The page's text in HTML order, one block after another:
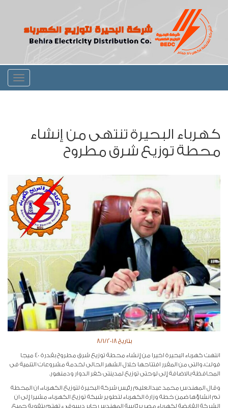
Toggle
كهرباء البحيرة تنتهى من إنشاء
محطة توزيع شرق مطروح
بتاريخ 8/1/2018
انتهت كهرباء البحيرة اخيرا من إنشاء محطة توزيع شرق مطروح بقدرة 40 ميجا
فولت، والتى من المقرر افتتاحها خلال الشهر الحالى لخدمة مشروعات التنمية فى
المحافظة بالاضافة إلى لوحتى توزيع لمدينتى كفر الدوار ودمنهور.
وقال المهندس محمد عبدالعليم رئيس شركة البحيرة لتوزيع الكهرباء، ان المحطة
تم انشاؤها ضمن خطة وزارة الكهرباء لتطوير شبكة توزيع الكهرباء، مشيرا إلى ان
الشركة القابضة لكهرباء مصر برئاسة المهندس جابر دسوقي، تهتم بتقوية جميع